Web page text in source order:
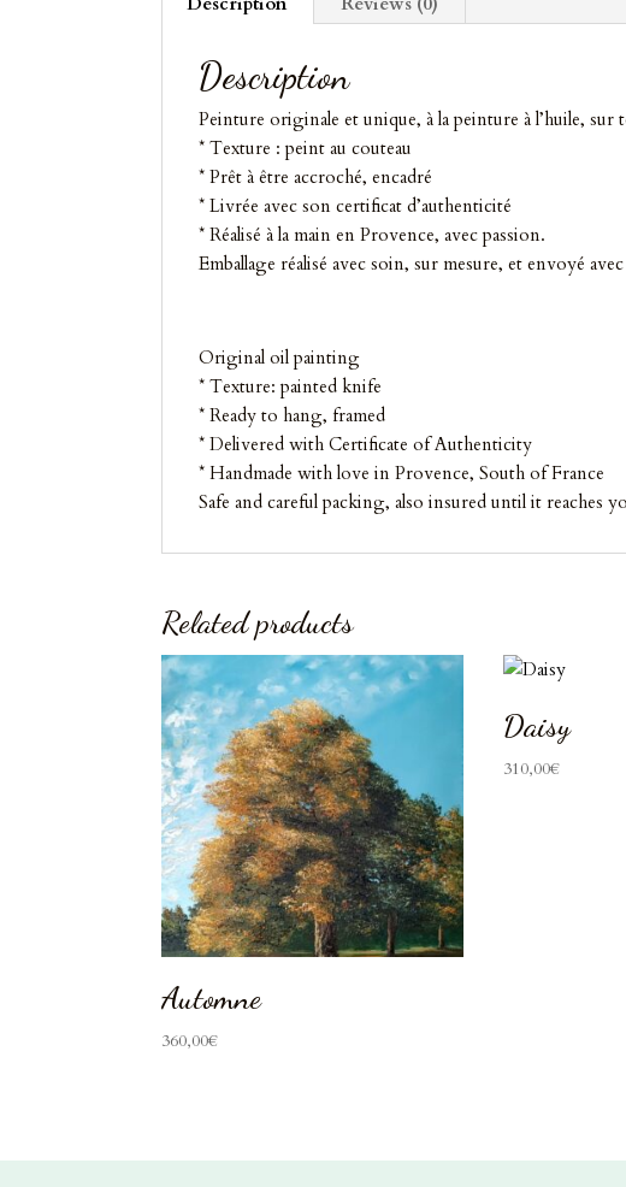
Description
Peinture originale et unique, à la peinture à l’huile, sur
* Texture : peint au couteau
* Prêt à être accroché, encadré
* Livrée avec son certificat d’authenticité
* Réalisé à la main en Provence, avec passion.
Emballage réalisé avec soin, sur mesure, et envoyé
Original oil painting
* Texture: painted knife
* Ready to hang, framed
* Delivered with Certificate of Authenticity
* Handmade with love in Provence, South of France
Safe and careful packing, also insured until it reaches
Related products
Automne
360,00€
Daisy
310,00€